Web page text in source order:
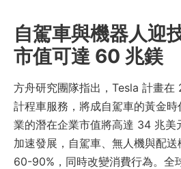
自駕車與機器人迎
市值可達 60 兆鎂
方舟研究團隊指出，Tesla 計畫
計程車服務，將成自駕車的黃金
業的潛在企業市值將高達 34 兆美
加速發展，自駕車、無人機與配
60-90%，同時改變消費行為。全